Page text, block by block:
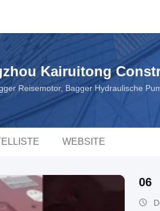
Kairuitong
Reisemotor, Bagger Hydraulische
WEBSITE
06